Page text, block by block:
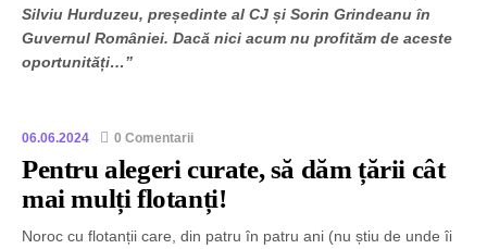
Silviu Hurduzeu, președinte al CJ și Sorin Grindeanu în
Guvernul României. Dacă nici acum nu profităm de aceste
oportunități…”
06.06.2024 0 Comentarii
Pentru alegeri curate, să dăm țării cât
mai mulți flotanți!
Noroc cu flotanții care, din patru în patru ani (nu știu de unde îi